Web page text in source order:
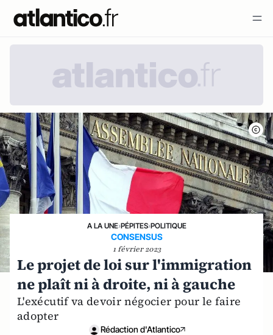
A LA UNE›PÉPITES›POLITIQUE
CONSENSUS
1 février 2023
Le projet de loi sur l'immigration
ne plaît ni à droite, ni à gauche
L'exécutif va devoir négocier pour le faire
adopter
Rédaction d'Atlantico